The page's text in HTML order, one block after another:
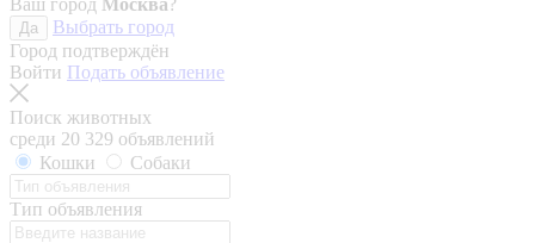
Ваш город Москва?
Да
Выбрать город
Город подтверждён
Войти Подать объявление
Поиск животных
среди 20 329 объявлений
Кошки
Собаки
Тип объявления